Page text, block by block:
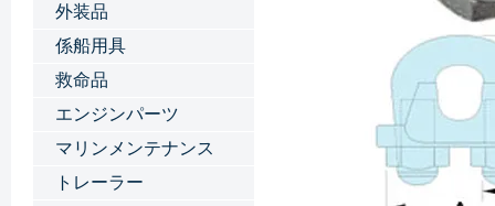
外装品
係船用具
救命品
エンジンパーツ
マリンメンテナンス
トレーラー